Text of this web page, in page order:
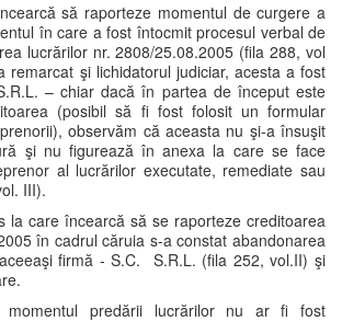
să raporteze momentul de curgere a
în care a fost întocmit procesul verbal de
lucrărilor nr. 2808/25.08.2005 (fila 288, vol
remarcat şi lichidatorul judiciar, acesta a fost
– chiar dacă în partea de început este
(posibil să fi fost folosit un formular
observăm că aceasta nu şi-a însuşit
şi nu figurează în anexa la care se face
al lucrărilor executate, remediate sau
III).
la care încearcă să se raporteze creditoarea
în cadrul căruia s-a constat abandonarea
firmă - S.C. S.R.L. (fila 252, vol.II) şi
momentul predării lucrărilor nu ar fi fost